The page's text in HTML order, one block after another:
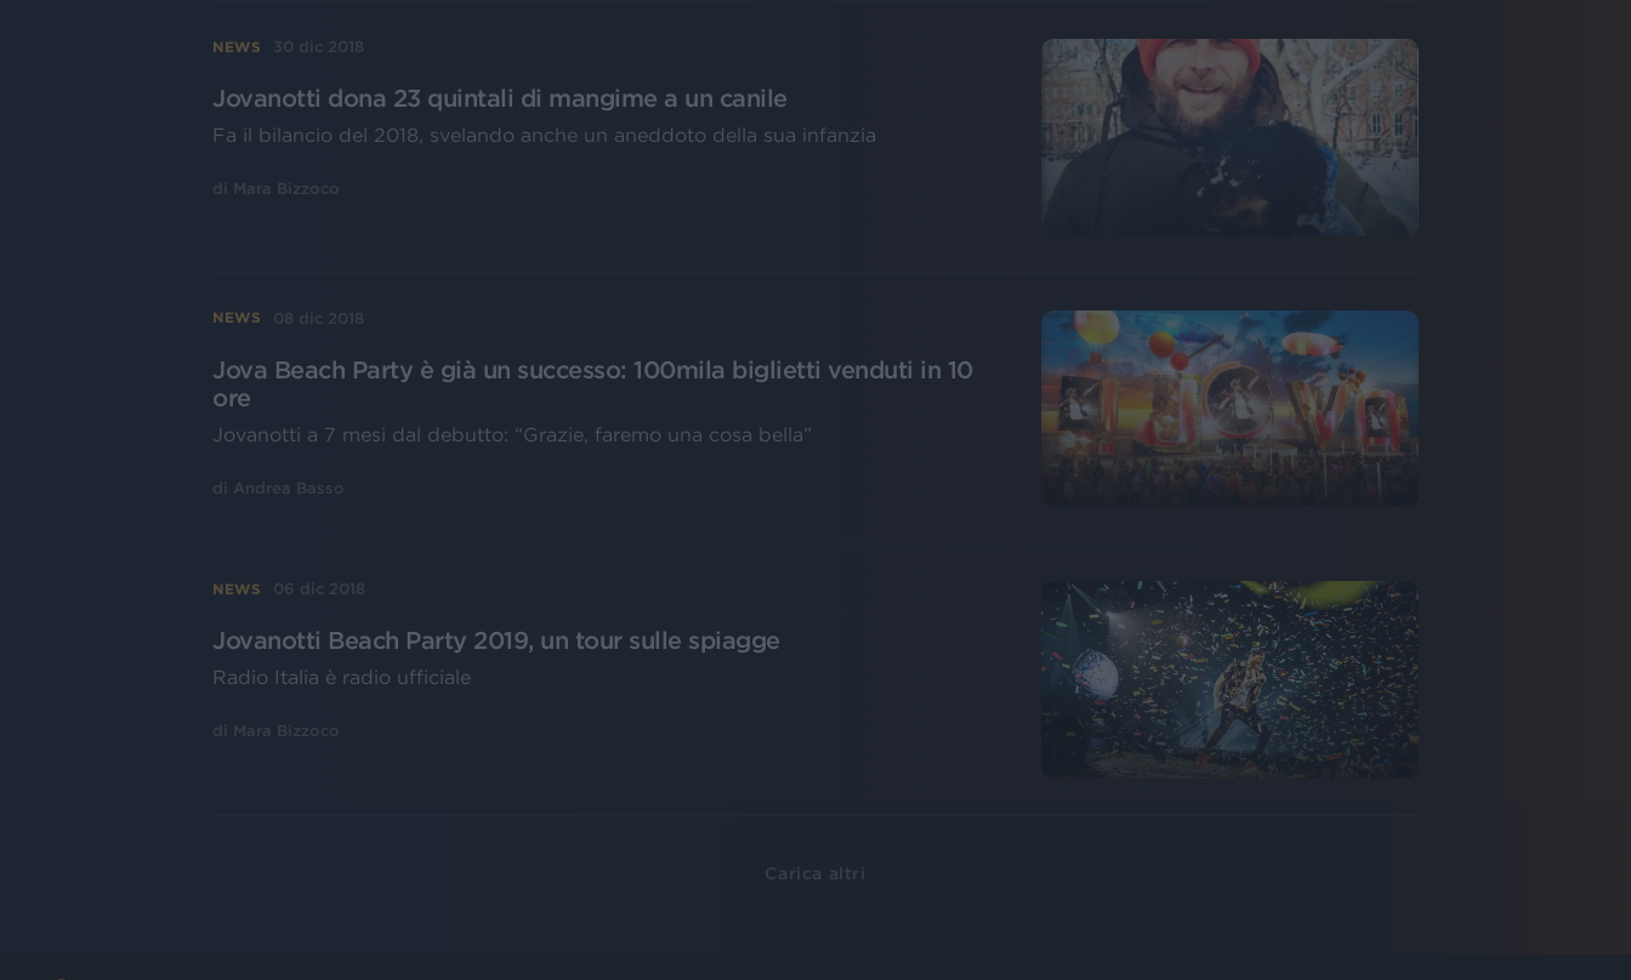
NEWS 30 dic 2018
Jovanotti dona 23 quintali di mangime a un canile
Fa il bilancio del 2018, svelando anche un aneddoto della sua infanzia
di Mara Bizzoco
NEWS 08 dic 2018
Jova Beach Party è già un successo: 100mila biglietti venduti in 10
ore
Jovanotti a 7 mesi dal debutto: “Grazie, faremo una cosa bella”
di Andrea Basso
NEWS 06 dic 2018
Jovanotti Beach Party 2019, un tour sulle spiagge
Radio Italia è radio ufficiale
di Mara Bizzoco
Carica altri